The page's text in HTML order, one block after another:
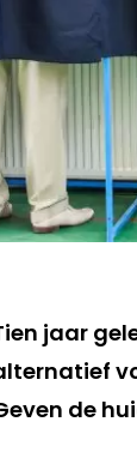
jaar
de